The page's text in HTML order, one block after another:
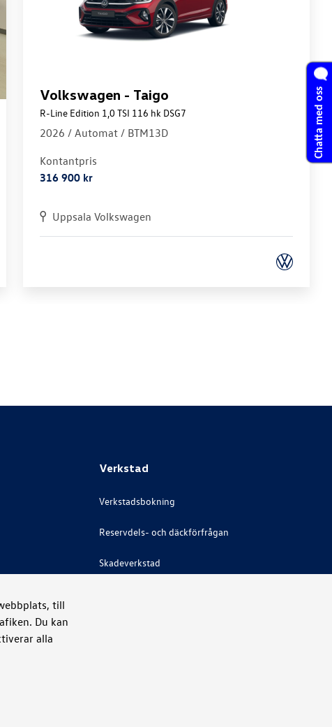
till
Du kan
alla
Volkswagen - Taigo
R-Line Edition 1,0 TSI 116 hk DSG7
2026 /Automat / BTM13D
Kontantpris
316 900 kr
Uppsala Volkswagen
Verkstad
Verkstadsbokning
Reservdels- och däckförfrågan
Skadeverkstad
Chatta med oss